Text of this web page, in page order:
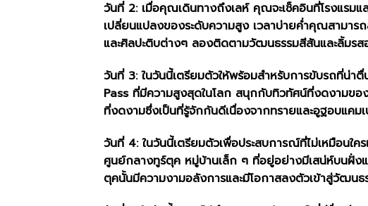
วันที่ 2: เมื่อคุณเดินทางถึงเลห์ คุณจะเช็คอินที่โรงแรม
เปลี่ยนแปลงของระดับความสูง เวลาบ่ายค่ำคุณสามา
และศิลปะติบต่างๆ ลองติดตามวัฒนธรรมสีสันและลิ้มร
วันที่ 3: ในวันนี้เตรียมตัวให้พร้อมสำหรับการขับรถที่น่
Pass ที่มีความสูงสุดในโลก สนุกกับทิวทัศน์ที่งดงามข
ที่งดงามซึ่งเป็นที่รู้จักกันดีเนื่องจากทรายและอูฐอบแค
วันที่ 4: ในวันนี้เตรียมตัวเพื่อประสบการณ์ที่ไม่เหมือนใ
ศูนย์กลางทูร์ตุค หมู่บ้านเล็ก ๆ ที่อยู่อย่างมีเสน่ห์บนฝั่ง
ตุคนั้นมีความงามอลังการและมีโอกาสลงตัวเข้าสู่วัฒ